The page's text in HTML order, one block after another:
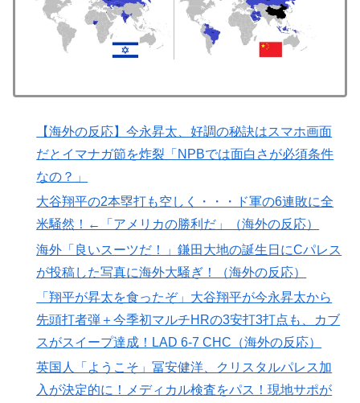
った模様…」→「日本を笑って見てたのに…（ﾌﾞﾙﾌﾞﾙ」
＝韓国の反応
突進してきた牛を跳び越えたら、牛が固まって動かなく
▶ 海外「これが文明か！」日本に比べて超石器時代だった
英国に海外が大騒ぎ
▶ 海外「全部日本の真似だったのか…」 日本の普通のテ
レビ番組が最新SNSの数十年先を行っていたと話題に
▶ 【海外の反応】ジョン・オルルードって「劣化版・元祖
大谷翔平」になれるくらいピッチャーとして通用した可
能性あるの？ → 「脳の病気がなかったらもっととんで
もない選手だっただろうな」「やろうと思えば二刀流を
できるポテンシャルを持っていてもアメリカのシステム
が許さないんだよな」
んちゃって武侠モノ】 第9話 おお、ブッダよ！ 寝てお
られるのですか！？
【海外の反応】今永昇太、好調の秘訣はスマホ画面
だとイマナガ節を炸裂「NPBでは面白さが必須条件
なの？」
大谷翔平の2本塁打も空しく・・・ド軍の6連敗に全
米騒然！←「アメリカの勝利だ」（海外の反応）
海外「良いスーツだ！」鎌田大地の誕生日にCパレス
が投稿した写真に海外大騒ぎ！（海外の反応）
「翔平が昇太を食ったぞ」大谷翔平が今永昇太から
先頭打者弾＋今季初マルチHRの3安打3打点も、カブ
スがスイープ達成！LAD 6-7 CHC（海外の反応）
英国人「ようこそ」冨安健洋、クリスタルパレス加
入が決定的に！メディカル検査をパス！現地サポが